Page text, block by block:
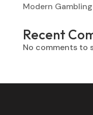
Modern
Recent
No comments to